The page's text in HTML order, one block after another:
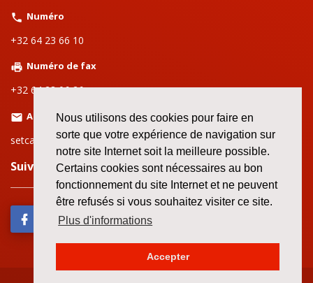
Nous utilisons des cookies pour faire en
sorte que votre expérience de navigation sur
notre site Internet soit la meilleure possible.
Certains cookies sont nécessaires au bon
fonctionnement du site Internet et ne peuvent
être refusés si vous souhaitez visiter ce site.
Plus d'informations
Accepter
Numéro
+32 64 23 66 10
Numéro de fax
+32 64 28 06 26
Adresse email
setcalalouviere@setca-fgtb.be
Suivez nous sur le web!